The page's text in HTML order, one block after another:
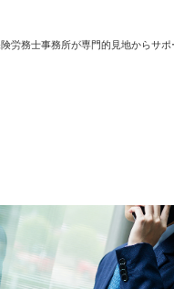
労務士事務所が専門的見地からサポ